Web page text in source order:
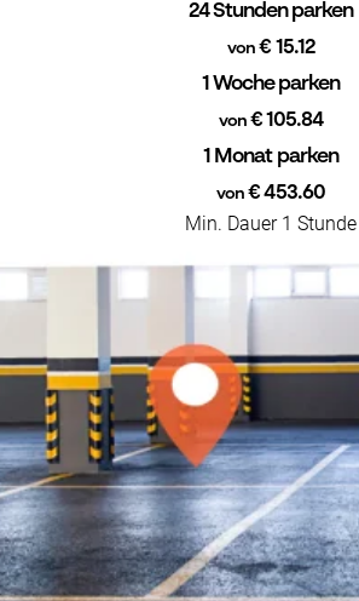
24 Stunden parken
von € 15.12
1 Woche parken
von€ 105.84
1 Monat parken
von € 453.60
Min. Dauer 1 Stunde